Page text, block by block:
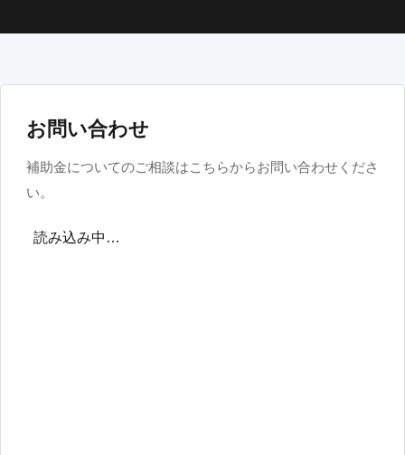
お問い合わせ
補助金についてのご相談はこちらからお問い合わせくださ
い。